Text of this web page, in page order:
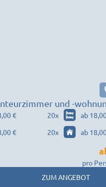
und -
€ 20x
ab
€ 20x ab
pro
ZUM ANGEBOT